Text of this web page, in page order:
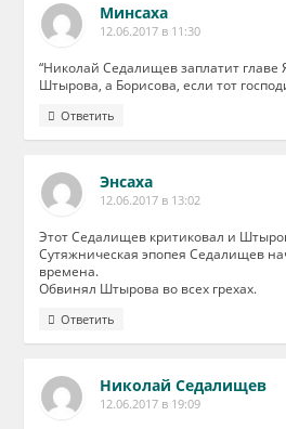
Минсаха
12.06.2017 в 11:30
“Николай Седалищев заплатит главе
Штырова, а Борисова, если тот
Ответить
Энсаха
12.06.2017 в 13:02
Этот Седалищев критиковал и
Сутяжническая эпопея Седалищев
времена.
Обвинял Штырова во всех грехах.
Ответить
Николай Седалищев
12.06.2017 в 19:09